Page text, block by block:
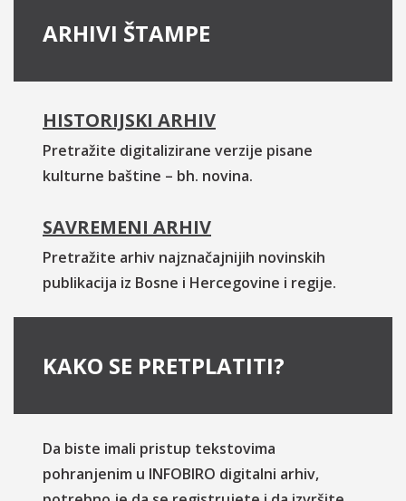
ARHIVI ŠTAMPE
HISTORIJSKI ARHIV
Pretražite digitalizirane verzije pisane
kulturne baštine – bh. novina.
SAVREMENI ARHIV
Pretražite arhiv najznačajnijih novinskih
publikacija iz Bosne i Hercegovine i regije.
KAKO SE PRETPLATITI?
Da biste imali pristup tekstovima
pohranjenim u INFOBIRO digitalni arhiv,